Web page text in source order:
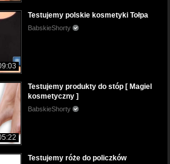
Testujemy polskie kosmetyki Tołpa
BabskieShorty
Testujemy produkty do stóp [ Magiel
kosmetyczny ]
BabskieShorty
Testujemy róże do policzków